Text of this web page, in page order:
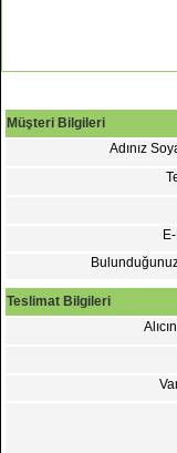
Müşteri Bilgileri
Adınız
Teslimat Bilgileri